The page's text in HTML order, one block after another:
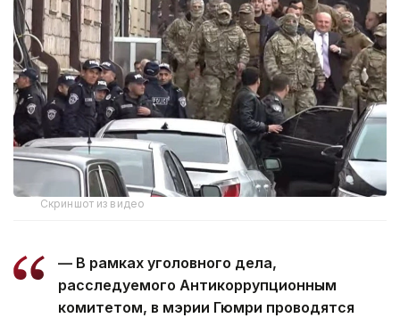
Скриншот из видео
— В рамках уголовного дела,
расследуемого Антикоррупционным
комитетом, в мэрии Гюмри проводятся